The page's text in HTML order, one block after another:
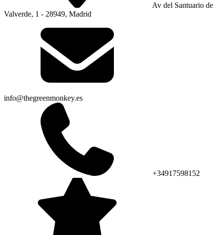
Av del Santuario de
Valverde, 1 - 28949, Madrid
info@thegreenmonkey.es
+34917598152